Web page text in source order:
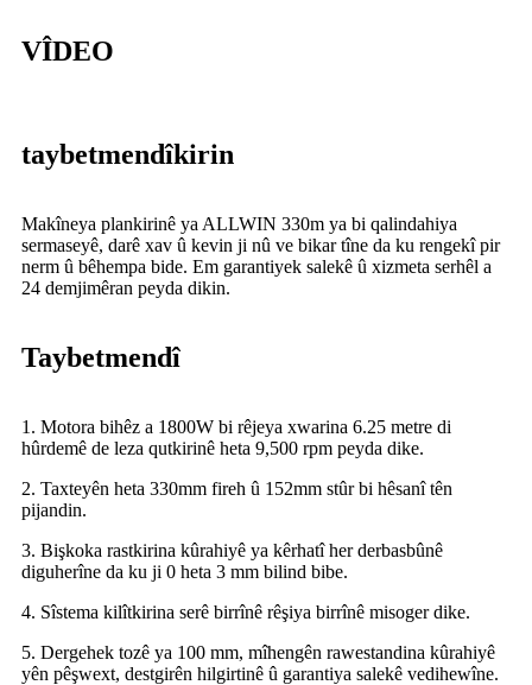
VÎDEO
taybetmendîkirin
Makîneya plankirinê ya ALLWIN 330m ya bi qalindahiya
sermaseyê, darê xav û kevin ji nû ve bikar tîne da ku rengekî pir
nerm û bêhempa bide. Em garantiyek salekê û xizmeta serhêl a
24 demjimêran peyda dikin.
Taybetmendî
1. Motora bihêz a 1800W bi rêjeya xwarina 6.25 metre di
hûrdemê de leza qutkirinê heta 9,500 rpm peyda dike.
2. Taxteyên heta 330mm fireh û 152mm stûr bi hêsanî tên
pijandin.
3. Bişkoka rastkirina kûrahiyê ya kêrhatî her derbasbûnê
diguherîne da ku ji 0 heta 3 mm bilind bibe.
4. Sîstema kilîtkirina serê birrînê rêşiya birrînê misoger dike.
5. Dergehek tozê ya 100 mm, mîhengên rawestandina kûrahiyê
yên pêşwext, destgirên hilgirtinê û garantiya salekê vedihewîne.